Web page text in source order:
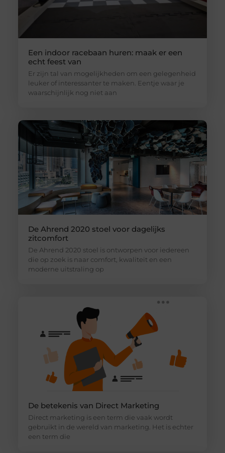
Een indoor racebaan huren: maak er een
echt feest van
Er zijn tal van mogelijkheden om een gelegenheid
leuker of interessanter te maken. Eentje waar je
waarschijnlijk nog niet aan
De Ahrend 2020 stoel voor dagelijks
zitcomfort
De Ahrend 2020 stoel is ontworpen voor iedereen
die op zoek is naar comfort, kwaliteit en een
moderne uitstraling op
De betekenis van Direct Marketing
Direct marketing is een term die vaak wordt
gebruikt in de wereld van marketing. Het is echter
een term die